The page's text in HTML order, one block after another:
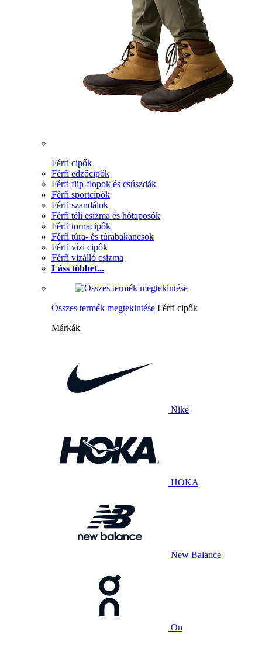
Férfi cipők
Férfi edzőcipők
Férfi flip-flopok és csúszdák
Férfi sportcipők
Férfi szandálok
Férfi téli csizma és hótaposók
Férfi tornacipők
Férfi túra- és túrabakancsok
Férfi vízi cipők
Férfi vizálló csizma
Láss többet...
Összes termék megtekintése Férfi cipők
Márkák
Nike
HOKA
New Balance
On